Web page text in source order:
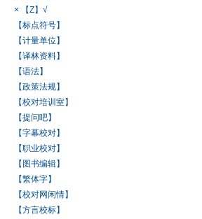
× 【Z】√
【标点符号】
【计量单位】
【译林资料】
【语法】
【政策法规】
【校对培训室】
【提问吧】
【字幕校对】
【职业校对】
【图书编辑】
【繁体字】
【校对网闲情】
【方言校标】